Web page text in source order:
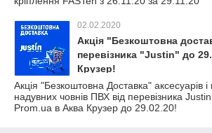
02.02.2020
Акція "Безкоштовна
перевізника "Justin" до
Крузер!
Акція "Безкоштовна Доставка" аксесуарів
надувних човнів ПВХ від перевізника
Prom.ua в Аква Крузер до 29.02.20!